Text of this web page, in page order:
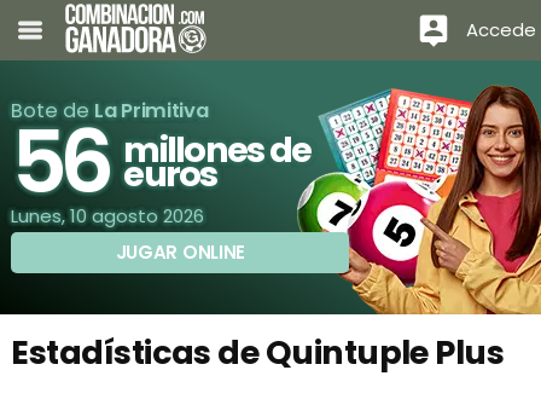
Accede
Bote de La Primitiva
56 millones de
euros
Lunes, 10 agosto 2026
JUGAR ONLINE
Estadísticas de Quintuple Plus